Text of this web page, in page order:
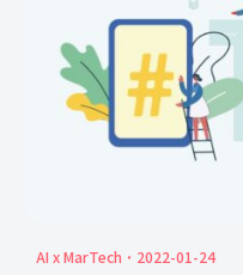
AI x MarTech 2022-01-24